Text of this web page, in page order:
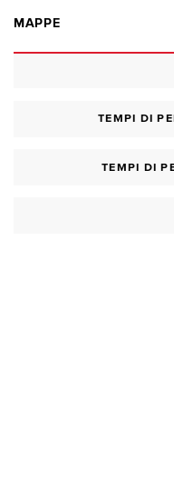
MAPPE
TEMPI DI
TEMPI DI